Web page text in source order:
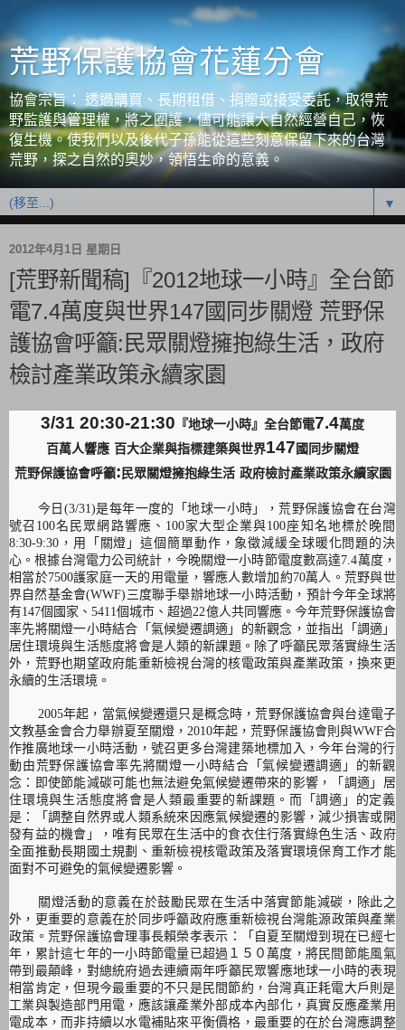
荒野保護協會花蓮分會
協會宗旨： 透過購買、長期租借、捐贈或接受委託，取得荒
野監護與管理權，將之圈護，儘可能讓大自然經營自己，恢
復生機。使我們以及後代子孫能從這些刻意保留下來的台灣
荒野，探之自然的奧妙，領悟生命的意義。
▼
2012年4月1日 星期日
[荒野新聞稿]『2012地球一小時』全台節
電7.4萬度與世界147國同步關燈 荒野保
護協會呼籲:民眾關燈擁抱綠生活，政府
檢討產業政策永續家園
3/31 20:30-21:30 『地球一小時』全台節電7.4萬度
百萬人響應 百大企業與指標建築與世界147國同步關燈
荒野保護協會呼籲: 民眾關燈擁抱綠生活 政府檢討產業政策永續家園
今日 (3/31)是每年一度的「地球一小時」， 荒野保護協會在台灣
號召 100名民眾網路響應、 100家大型企業與100座知名地標於晚間
8:30-9:30 ，用「關燈」這個簡單動作，象徵減緩全球暖化問題的決
心。根據台灣電力公司統計，今晚關燈一小時節電度數高達7.4萬度，
相當於7500護家庭一天的用電量，響應人數增加約70萬人。 荒野與世
界自然基金會(WWF) 三度聯手舉辦地球一小時活動， 預計今年全球將
有147個國家、5411個城市、超過22億人共同響應。今年荒野保護協會
率先將關燈一小時結合「氣候變遷調適」 的新觀念，並指出「調適」
居住環境與生活態度將會是人類的新課題。 除了呼籲民眾落實綠生活
外， 荒野也期望政府能重新檢視台灣的核電政策與產業政策， 換來更
永續的生活環境。
2005年起，當氣候變遷還只是概念時， 荒野保護協會與台達電子
文教基金會合力舉辦夏至關燈， 2010年起，荒野保護協會則與WWF合
作推廣地球一小時活動， 號召更多台灣建築地標加入，今年台灣的行
動由荒野保護協會率先將關燈一小時結合「氣候變遷調適」的新觀
念： 即使節能減碳可能也無法避免氣候變遷帶來的影響，「調適」 居
住環境與生活態度將會是人類最重要的新課題。而「調適」 的定義
是：「調整自然界或人類系統來因應氣候變遷的影響，減少損害或開
發有益的機會」， 唯有民眾在生活中的食衣住行落實綠色生活、 政府
全面推動長期國土規劃、 重新檢視核電政策及落實環境保育工作才能
面對不可避免的氣候變遷影響。
關燈活動的意義在於鼓勵民眾在生活中落實節能減碳 ，除此之
外， 更重要的意義在於同步呼籲政府應重新檢視台灣能源政策與產業
政策 。 荒野保護協會理事長賴榮孝表示 ：「 自夏至關燈到現在已經七
年， 累計這七年的一小時節電量已超過１５０萬度， 將民間節能風氣
帶到最顛峰， 對總統府過去連續兩年呼籲民眾響應地球一小時的表現
相當肯定，但現今最重要的不只是民間節約， 台灣真正耗電大戶則是
工業與製造部門用電， 應該讓產業外部成本內部化，真實反應產業用
電成本， 而非持續以水電補貼來平衡價格， 最重要的在於台灣應調整